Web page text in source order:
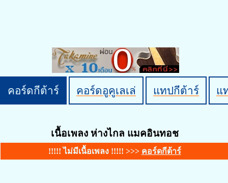
คอร์ดกีต้าร์ คอร์ดอูคูเลเล่ แทปกีต้าร์ แ
เนื้อเพลง ห่างไกล แมคอินทอช
!!!!! ไม่มีเนื้อเพลง !!!!! >>> คอร์ดกีต้าร์